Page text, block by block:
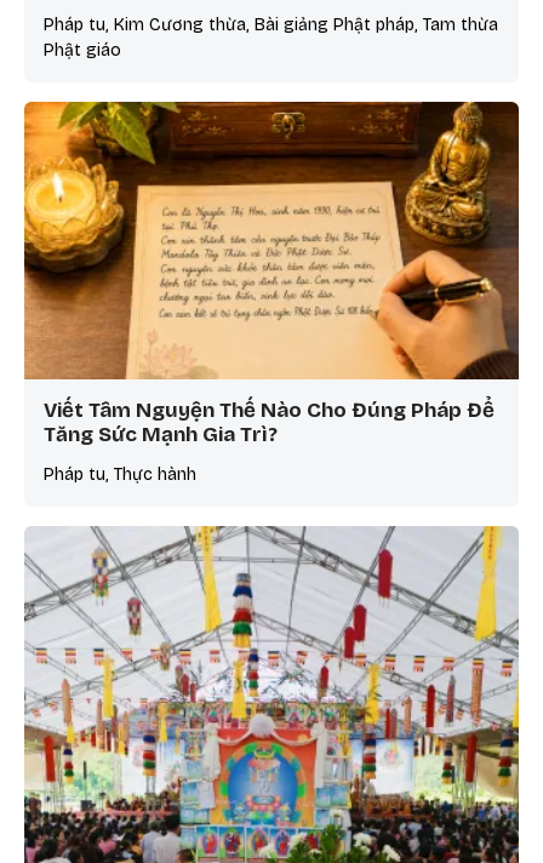
Pháp tu, Kim Cương thừa, Bài giảng Phật pháp, Tam thừa
Phật giáo
Viết Tâm Nguyện Thế Nào Cho Đúng Pháp Để
Tăng Sức Mạnh Gia Trì?
Pháp tu, Thực hành